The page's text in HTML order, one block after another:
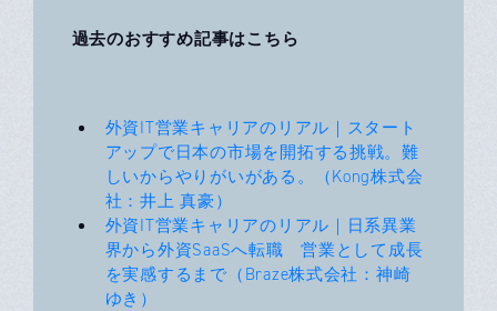
過去のおすすめ記事はこちら
外資IT営業キャリアのリアル｜スタート
アップで日本の市場を開拓する挑戦。難
しいからやりがいがある。（Kong株式会
社：井上 真豪）
外資IT営業キャリアのリアル｜日系異業
界から外資SaaSへ転職 営業として成長
を実感するまで（Braze株式会社：神崎
ゆき）